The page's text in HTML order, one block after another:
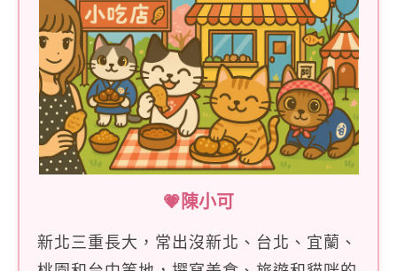
💗陳小可
新北三重長大，常出沒新北、台北、宜蘭、